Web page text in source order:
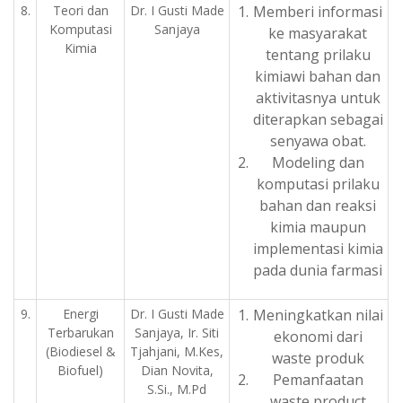
8.
Teori dan
Komputasi
Kimia
Dr. I Gusti Made
Sanjaya
Memberi informasi
ke masyarakat
tentang prilaku
kimiawi bahan dan
aktivitasnya untuk
diterapkan sebagai
senyawa obat.
Modeling dan
komputasi prilaku
bahan dan reaksi
kimia maupun
implementasi kimia
pada dunia farmasi
9.
Energi
Terbarukan
(Biodiesel &
Biofuel)
Dr. I Gusti Made
Sanjaya, Ir. Siti
Tjahjani, M.Kes,
Dian Novita,
S.Si., M.Pd
Meningkatkan nilai
ekonomi dari
waste produk
Pemanfaatan